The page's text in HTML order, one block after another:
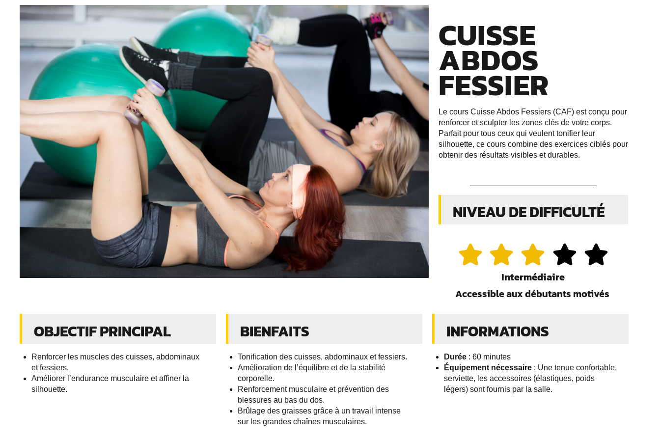
CUISSE
ABDOS
FESSIER
Le cours Cuisse Abdos Fessiers (CAF) est conçu pour
renforcer et sculpter les zones clés de votre corps.
Parfait pour tous ceux qui veulent tonifier leur
silhouette, ce cours combine des exercices ciblés pour
obtenir des résultats visibles et durables.
NIVEAU DE DIFFICULTÉ
Intermédiaire
Accessible aux débutants motivés
OBJECTIF PRINCIPAL
Renforcer les muscles des cuisses, abdominaux
et fessiers.
Améliorer l’endurance musculaire et affiner la
silhouette.
BIENFAITS
Tonification des cuisses, abdominaux et fessiers.
Amélioration de l’équilibre et de la stabilité
corporelle.
Renforcement musculaire et prévention des
blessures au bas du dos.
Brûlage des graisses grâce à un travail intense
sur les grandes chaînes musculaires.
INFORMATIONS
Durée: 60 minutes
Équipement nécessaire: Une tenue confortable,
serviette, les accessoires (élastiques, poids
légers) sont fournis par la salle.